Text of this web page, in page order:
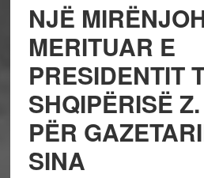
NJË
MERITUAR E
PRESIDENTIT
SHQIPËRISË
PËR
SINA